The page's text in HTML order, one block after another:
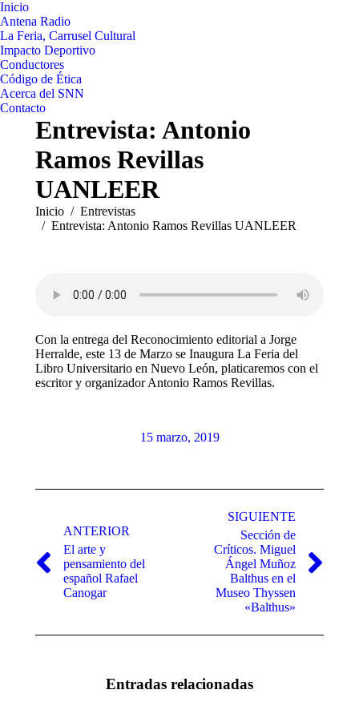
Inicio
Antena Radio
La Feria, Carrusel Cultural
Impacto Deportivo
Conductores
Código de Ética
Acerca del SNN
Contacto
Entrevista: Antonio
Ramos Revillas
UANLEER
Estás aquí:
Inicio
Entrevistas
Entrevista: Antonio Ramos Revillas UANLEER
Con la entrega del Reconocimiento editorial a Jorge
Herralde, este 13 de Marzo se Inaugura La Feria del
Libro Universitario en Nuevo León, platicaremos con el
escritor y organizador Antonio Ramos Revillas.
15 marzo, 2019
publicaciones
ANTERIOR
Publicación
anterior:
El arte y
pensamiento del
español Rafael
Canogar
SIGUIENTE
Publicación
siguiente:
Sección de
Críticos. Miguel
Ángel Muñoz
Balthus en el
Museo Thyssen
«Balthus»
Entradas relacionadas